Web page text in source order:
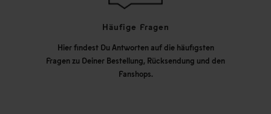
Häufige Fragen
Hier findest Du Antworten auf die häufigsten
Fragen zu Deiner Bestellung, Rücksendung und den
Fanshops.